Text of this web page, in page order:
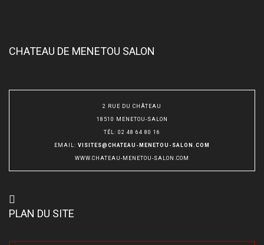
CHATEAU DE MENETOU SALON
2 RUE DU CHÂTEAU
18510 MENETOU-SALON
TÉL: 02 48 64 80 16
EMAIL: VISITES@CHATEAU-MENETOU-SALON.COM
WWW.CHATEAU-MENETOU-SALON.COM
PLAN DU SITE